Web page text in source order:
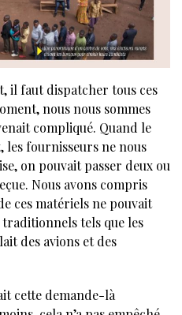
il faut dispatcher tous ces
nous nous sommes
compliqué. Quand le
fournisseurs ne nous
on pouvait passer deux ou
Nous avons compris
ces matériels ne pouvait
traditionnels tels que les
des avions et des
cette demande-là